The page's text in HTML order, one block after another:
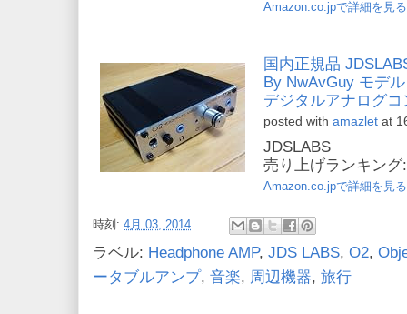
Amazon.co.jpで詳細を見る
国内正規品
By NwAvGuy モデ
デジタルアナログ
posted with amazlet at
JDSLABS
売り上げランキング
Amazon.co.jpで詳細を見る
時刻: 4月 03, 2014
ラベル: Headphone AMP, JDS LABS, O2,
ータブルアンプ, 音楽, 周辺機器, 旅行